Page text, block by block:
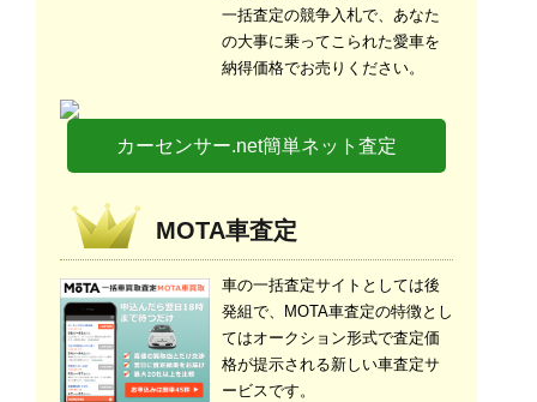
一括査定の競争入札で、あなた
の大事に乗ってこられた愛車を
納得価格でお売りください。
カーセンサー.net簡単ネット査定
MOTA車査定
車の一括査定サイトとしては後
発組で、MOTA車査定の特徴とし
てはオークション形式で査定価
格が提示される新しい車査定サ
ービスです。